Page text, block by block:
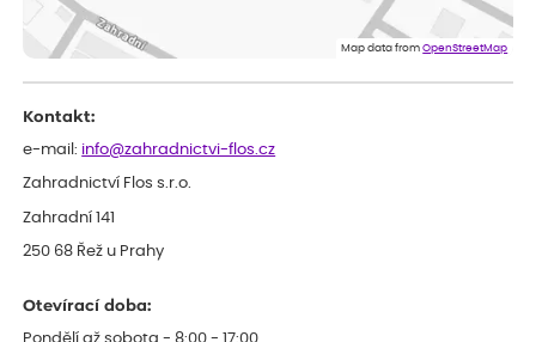
Spokojenost s dodáním kvalitních rostlin
Map data fromOpenStreetMap
Kontakt:
e-mail: info@zahradnictvi-flos.cz
Zahradnictví Flos s.r.o.
Zahradní 141
250 68 Řež u Prahy
Otevírací doba:
Pondělí až sobota - 8:00 - 17:00